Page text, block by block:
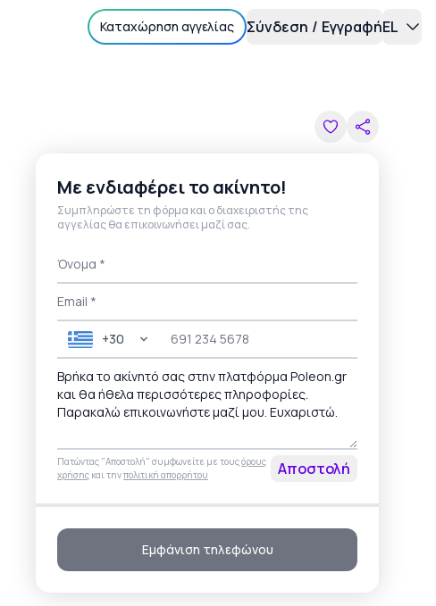
Καταχώρηση αγγελίας Σύνδεση / ΕγγραφήEL
Open
Με ενδιαφέρει το ακίνητο!
Συμπληρώστε τη φόρμα και ο διαχειριστής της
αγγελίας θα επικοινωνήσει μαζί σας.
+30
Πατώντας "Αποστολή" συμφωνείτε με τουςόρους
χρήσης και τηνπολιτική απορρήτου Αποστολή
Εμφάνιση τηλεφώνου